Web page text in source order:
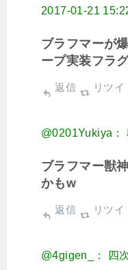
2017-01-21
ブラフマーが
ープ実装フラ
返信 リツイ
@0201Yukiya：
ブラフマー獣
かもw
返信 リツイ
@4gigen_： 四